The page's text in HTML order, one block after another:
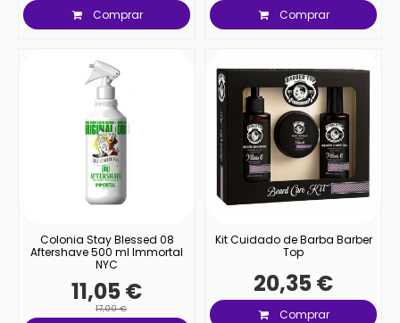
Comprar Comprar
Colonia Stay Blessed 08
Aftershave 500 ml Immortal
NYC
11,05 €
17,00 €
Kit Cuidado de Barba Barber
Top
20,35 €
Comprar